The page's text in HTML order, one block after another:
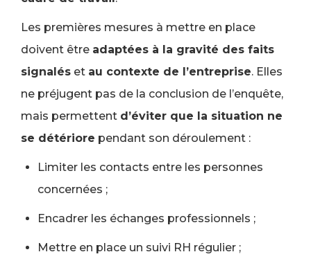
Les premières mesures à mettre en place
doivent être adaptées à la gravité des faits
signalés et au contexte de l’entreprise. Elles
ne préjugent pas de la conclusion de l’enquête,
mais permettent d’éviter que la situation ne
se détériore pendant son déroulement :
Limiter les contacts entre les personnes
concernées ;
Encadrer les échanges professionnels ;
Mettre en place un suivi RH régulier ;